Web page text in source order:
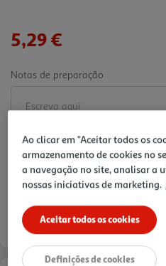
5,29 €
Notas de preparação
Ao clicar em "Aceitar todos os
armazenamento de cookies no
a navegação no site, analisar a
nossas iniciativas de marketing.
Aceitar todos os cookies
Definições de cookies